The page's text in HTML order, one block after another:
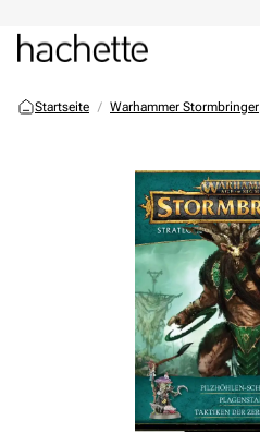
Startseite Warhammer Stormbringer